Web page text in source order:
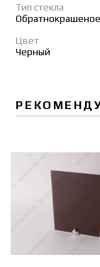
Тип стекла
Обратнокрашеное
Цвет
Черный